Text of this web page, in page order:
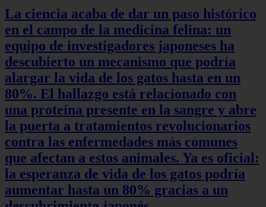
La ciencia acaba de dar un paso histórico
en el campo de la medicina felina: un
equipo de investigadores japoneses ha
descubierto un mecanismo que podría
alargar la vida de los gatos hasta en un
80%. El hallazgo está relacionado con
una proteína presente en la sangre y abre
la puerta a tratamientos revolucionarios
contra las enfermedades más comunes
que afectan a estos animales. Ya es oficial:
la esperanza de vida de los gatos podría
aumentar hasta un 80% gracias a un